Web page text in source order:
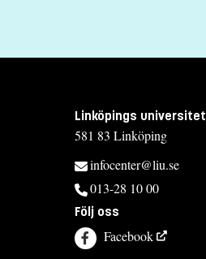
Linköpings universitet
581 83 Linköping
infocenter@liu.se
013-28 10 00
Följ oss
Facebook